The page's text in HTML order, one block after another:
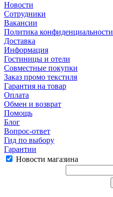
Новости
Сотрудники
Вакансии
Политика конфиденциальности
Доставка
Информация
Гостиницы и отели
Совместные покупки
Заказ промо текстиля
Гарантия на товар
Оплата
Обмен и возврат
Помощь
Блог
Вопрос-ответ
Гид по выбору
Гарантии
Новости магазина